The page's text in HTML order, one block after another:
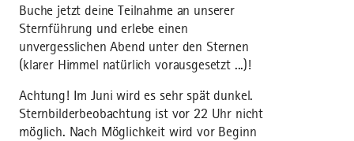
Buche jetzt deine Teilnahme an unserer
Sternführung und erlebe einen
unvergesslichen Abend unter den Sternen
(klarer Himmel natürlich vorausgesetzt ...)!
Achtung! Im Juni wird es sehr spät dunkel.
Sternbilderbeobachtung ist vor 22 Uhr nicht
möglich. Nach Möglichkeit wird vor Beginn